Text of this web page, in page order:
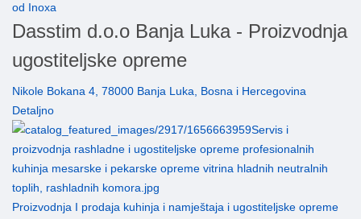
od Inoxa
Dasstim d.o.o Banja Luka - Proizvodnja
ugostiteljske opreme
Nikole Bokana 4, 78000 Banja Luka, Bosna i Hercegovina
Detaljno
Proizvodnja I prodaja kuhinja i namještaja i ugostiteljske opreme